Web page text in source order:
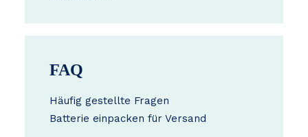
FAQ
Häufig gestellte Fragen
Batterie einpacken für Versand